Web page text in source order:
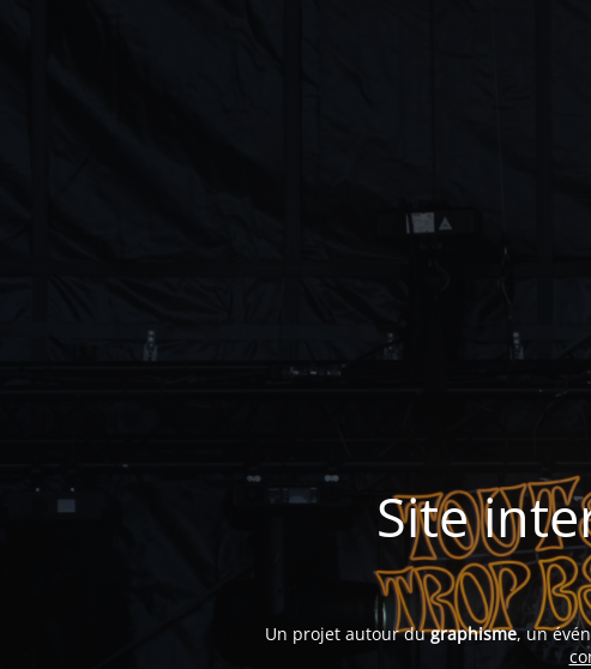
Site
Un projet autour dugraphisme, un